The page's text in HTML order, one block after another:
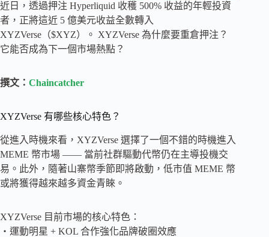
近日，透過押注 Hyperliquid 收穫 500% 收益的年輕投資
者，正將這近 5 億美元收益全數轉入
XYZVerse（$XYZ）。 XYZVerse 為什麼要重倉押注？
它能否成為下一個市場熱點？
撰文： Chaincatcher
XYZVerse 有哪些核心特色？
從進入時機來看，XYZVerse 選擇了一個不錯的時機進入
MEME 幣市場 —— 當前社群驅動代幣仍在主導投機交
易。此外，隨著山寨幣季節即將啟動，低市值 MEME 幣
或將獲得越來越多資金青睞。
XYZVerse 目前市場的核心特色：
・運動明星 + KOL 合作強化品牌破圈效應